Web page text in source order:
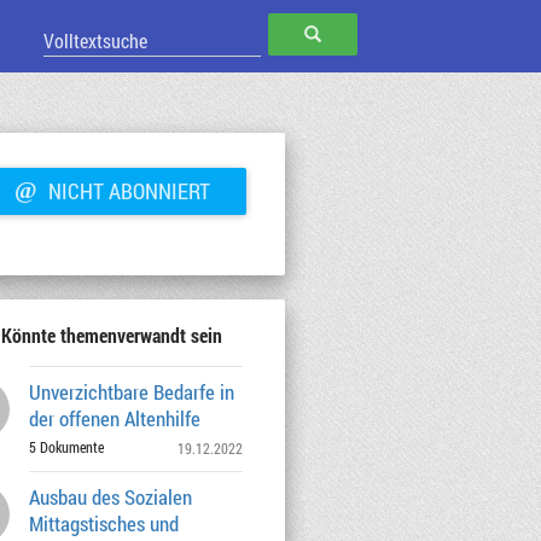
SUCHEN
@ NICHT ABONNIERT
Könnte themenverwandt sein
Unverzichtbare Bedarfe in
der offenen Altenhilfe
5 Dokumente 19.12.2022
Ausbau des Sozialen
Mittagstisches und